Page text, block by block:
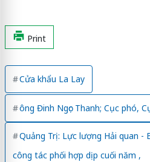
Print
Cửa khẩu La Lay
ông Đinh Ngọc Thanh; Cục phó,
Quảng Trị: Lực lượng Hải quan -
công tác phối hợp dịp cuối năm ,